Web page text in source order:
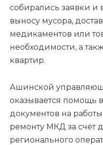
собирались заявки и
выносу мусора,
медикаментов или
необходимости, а
квартир.
Ашинской
оказывается помощь
документов на
ремонту МКД за счёт
регионального